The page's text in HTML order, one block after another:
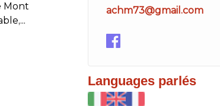
Mont
achm73@gmail.com
Languages parlés